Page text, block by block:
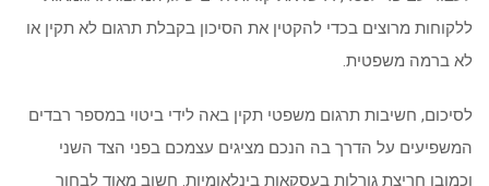
ללקוחות מרוצים בכדי להקטין את הסיכון בקבלת תרגום לא תקין או
לא ברמה משפטית.
לסיכום, חשיבות תרגום משפטי תקין באה לידי ביטוי במספר רבדים
המשפיעים על הדרך בה הנכם מציגים עצמכם בפני הצד השני
וכמובן חריצת גורלות בעסקאות בינלאומיות. חשוב מאוד לבחור